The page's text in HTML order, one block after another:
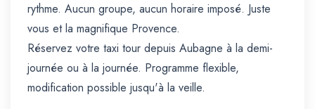
rythme. Aucun groupe, aucun horaire imposé. Juste
vous et la magnifique Provence.
Réservez votre taxi tour depuis Aubagne à la demi-
journée ou à la journée. Programme flexible,
modification possible jusqu'à la veille.